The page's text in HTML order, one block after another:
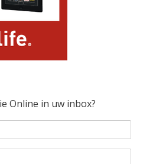
Online in uw inbox?